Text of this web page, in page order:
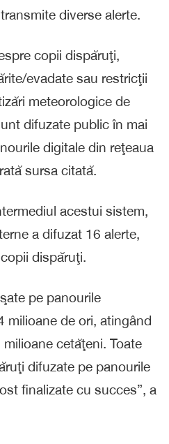
diverse alerte.
copii dispăruţi,
evadate sau restricţii
meteorologice de
difuzate public în mai
digitale din reţeaua
sursa citată.
acestui sistem,
a difuzat 16 alerte,
dispăruţi.
pe panourile
milioane de ori, atingând
cetăţeni. Toate
difuzate pe panourile
finalizate cu succes”, a